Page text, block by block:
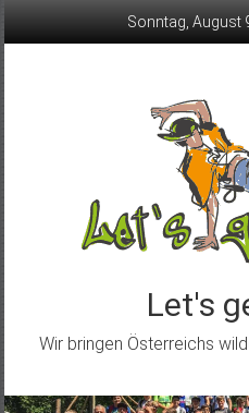
Sonntag, August
Let's
Wir bringen Österreichs